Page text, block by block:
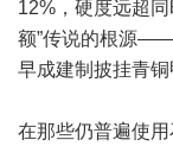
12%，硬度远超
额”传说的根源
早成建制披挂青铜
在那些仍普遍使